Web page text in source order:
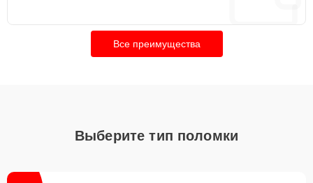
Все преимущества
Выберите тип поломки